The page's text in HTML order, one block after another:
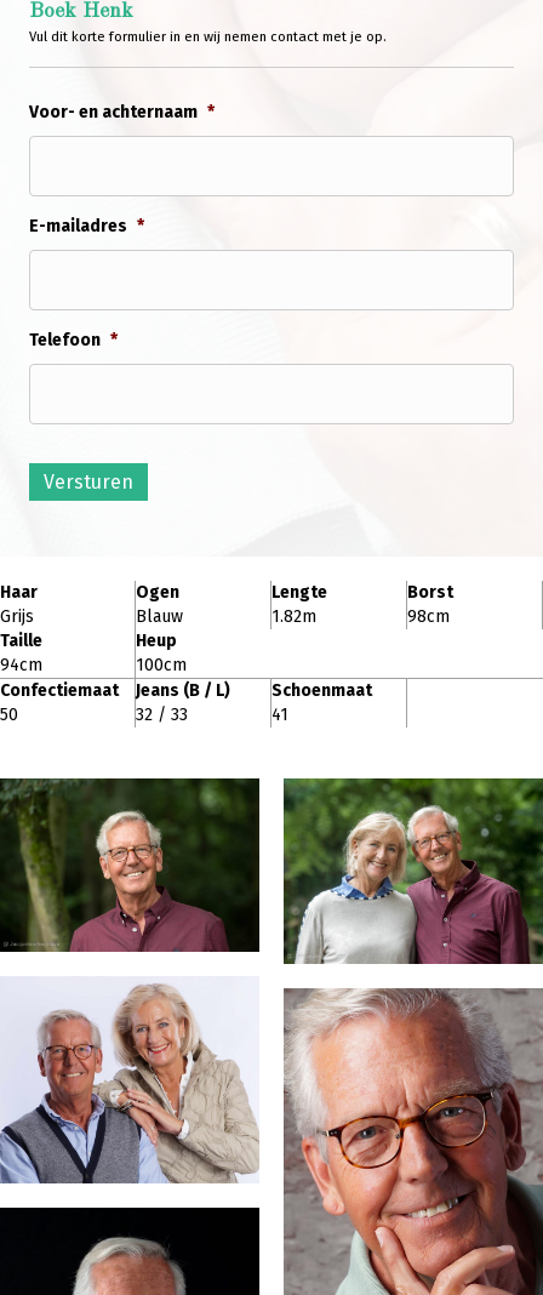
Boek Henk
Vul dit korte formulier in en wij nemen contact met je op.
Voor- en achternaam *
E-mailadres *
Telefoon *
Versturen
Haar
Grijs
Ogen
Blauw
Lengte
1.82m
Borst
98cm
Taille
94cm
Heup
100cm
Confectiemaat
50
Jeans (B / L)
32 / 33
Schoenmaat
41